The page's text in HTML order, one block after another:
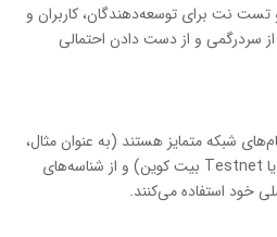
نت برای توسعه‌دهندگان، کاربران و
سردرگمی و از دست دادن احتمالی
شبکه متمایز هستند (به عنوان مثال،
Ethereum’s Goerli، Sepolia، یا Testnet بیت کوین) و از شناسه‌های
خود استفاده می‌کنند.